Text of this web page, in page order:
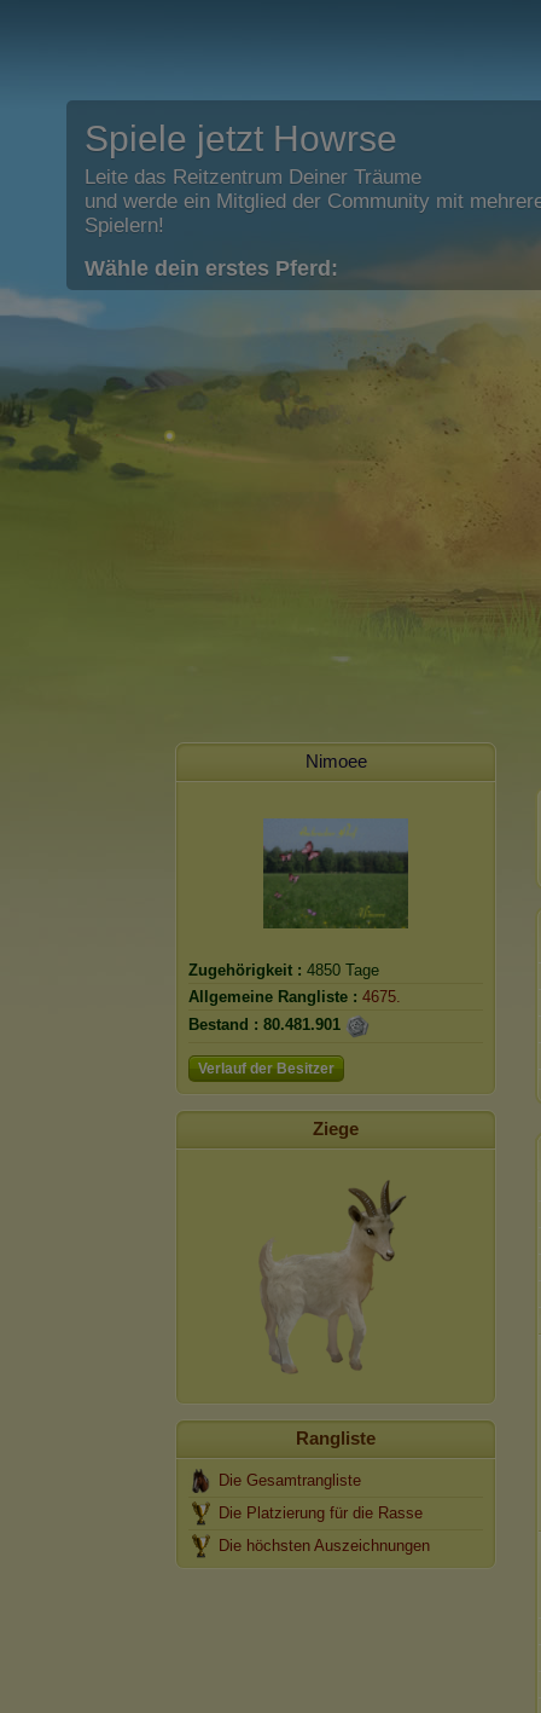
Spiele jetzt Howrse
Leite das Reitzentrum Deiner Träume
und werde ein Mitglied der Community mit
Spielern!
Wähle dein erstes Pferd:
Nimoee
Zugehörigkeit : 4850 Tage
Allgemeine Rangliste : 4675.
Bestand : 80.481.901
Verlauf der Besitzer
Ziege
Rangliste
Die Gesamtrangliste
Die Platzierung für die Rasse
Die höchsten Auszeichnungen